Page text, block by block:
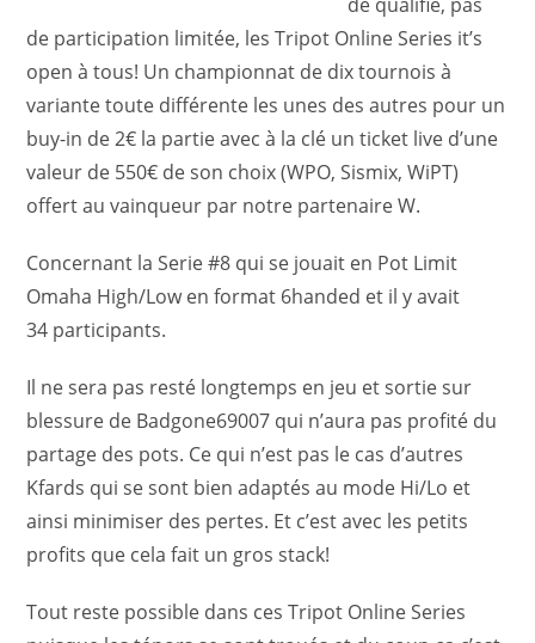
de participation limitée, les Tripot Online Series it’s
open à tous! Un championnat de dix tournois à
variante toute différente les unes des autres pour un
buy-in de 2€ la partie avec à la clé un ticket live d’une
valeur de 550€ de son choix (WPO, Sismix, WiPT)
offert au vainqueur par notre partenaire W.
Concernant la Serie #8 qui se jouait en Pot Limit
Omaha High/Low en format 6handed et il y avait
34 participants.
Il ne sera pas resté longtemps en jeu et sortie sur
blessure de Badgone69007 qui n’aura pas profité du
partage des pots. Ce qui n’est pas le cas d’autres
Kfards qui se sont bien adaptés au mode Hi/Lo et
ainsi minimiser des pertes. Et c’est avec les petits
profits que cela fait un gros stack!
Tout reste possible dans ces Tripot Online Series